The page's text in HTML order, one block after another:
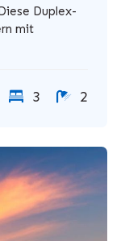
Duplex-
mit
3 2